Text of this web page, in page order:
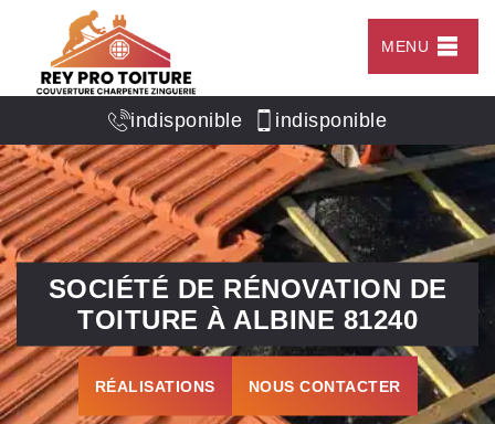
MENU
indisponible indisponible
SOCIÉTÉ DE RÉNOVATION DE
TOITURE À ALBINE 81240
RÉALISATIONS NOUS CONTACTER